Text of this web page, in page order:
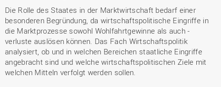
Die Rolle des Staates in der Marktwirtschaft bedarf einer
besonderen Begründung, da wirtschaftspolitische Eingriffe in
die Marktprozesse sowohl Wohlfahrtgewinne als auch -
verluste auslösen können. Das Fach Wirtschaftspolitik
analysiert, ob und in welchen Bereichen staatliche Eingriffe
angebracht sind und welche wirtschaftspolitischen Ziele mit
welchen Mitteln verfolgt werden sollen.